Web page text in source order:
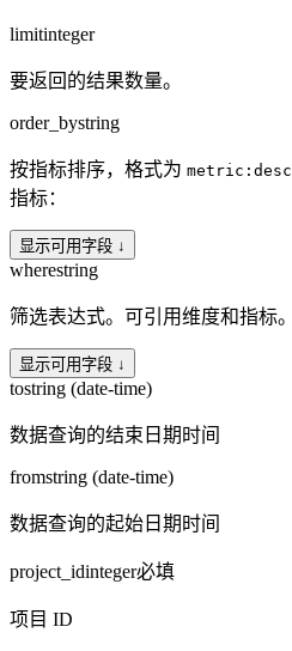
limitinteger
要返回的结果数量。
order_bystring
按指标排序，格式为 metric:desc
指标：
显示可用字段 ↓
wherestring
筛选表达式。可引用维度和指标。
显示可用字段 ↓
tostring (date-time)
数据查询的结束日期时间
fromstring (date-time)
数据查询的起始日期时间
project_idinteger必填
项目 ID